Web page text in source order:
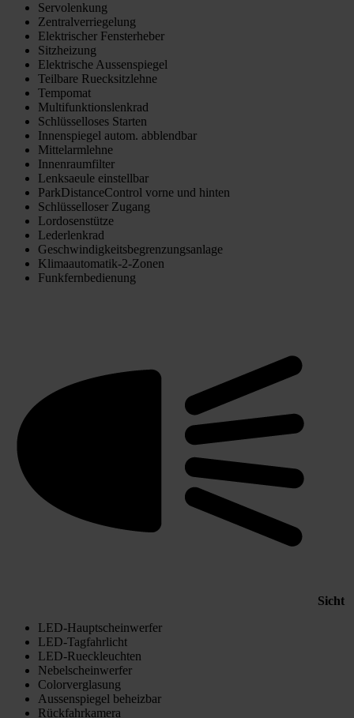
Servolenkung
Zentralverriegelung
Elektrischer Fensterheber
Sitzheizung
Elektrische Aussenspiegel
Teilbare Ruecksitzlehne
Tempomat
Multifunktionslenkrad
Schlüsselloses Starten
Innenspiegel autom. abblendbar
Mittelarmlehne
Innenraumfilter
Lenksaeule einstellbar
ParkDistanceControl vorne und hinten
Schlüsselloser Zugang
Lordosenstütze
Lederlenkrad
Geschwindigkeitsbegrenzungsanlage
Klimaautomatik-2-Zonen
Funkfernbedienung
Sicht
LED-Hauptscheinwerfer
LED-Tagfahrlicht
LED-Rueckleuchten
Nebelscheinwerfer
Colorverglasung
Aussenspiegel beheizbar
Rückfahrkamera